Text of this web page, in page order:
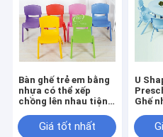
Bàn ghế trẻ em bằng
nhựa có thể xếp
chồng lên nhau tiện
mẫu giáo mầm non
Giá tốt nhất
U
Ghế